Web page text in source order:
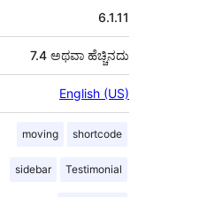
6.1.11
7.4 ಅಥವಾ ಹೆಚ್ಚಿನದು
English (US)
moving shortcode
sidebar Testimonial